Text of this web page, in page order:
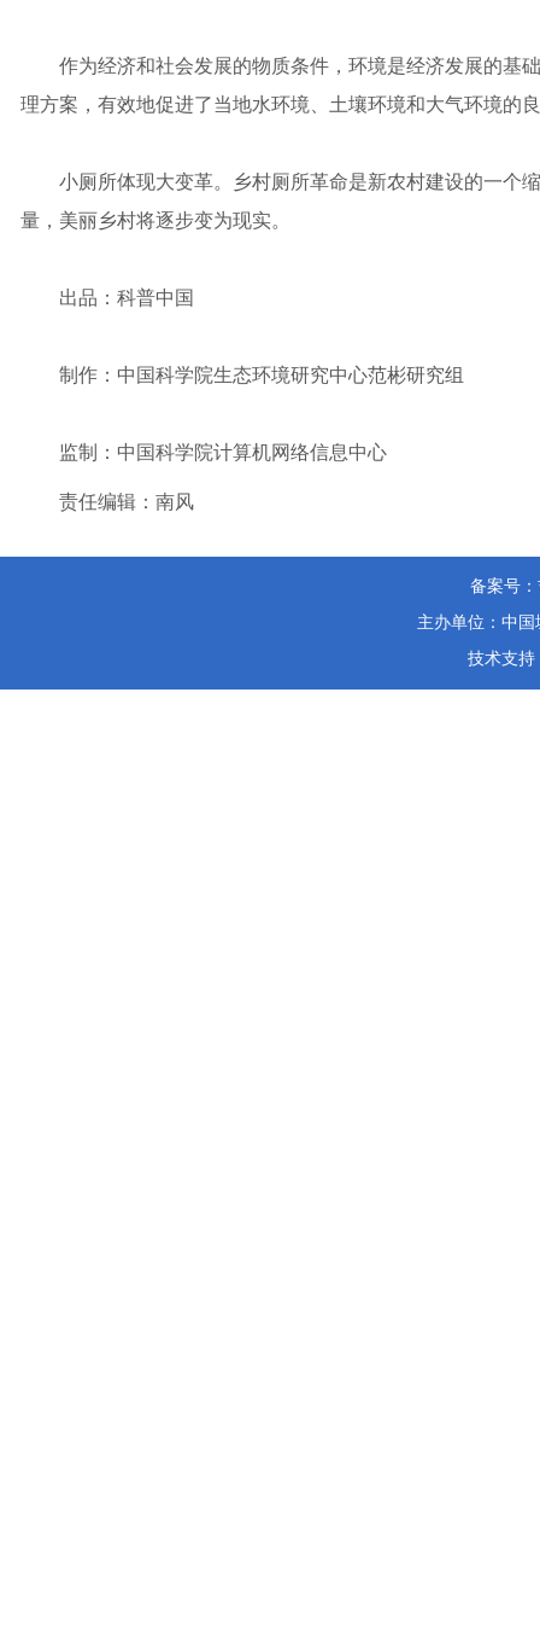
作为经济和社会发展的物质条件，环境是经济发展的基
理方案，有效地促进了当地水环境、土壤环境和大气环境的
小厕所体现大变革。乡村厕所革命是新农村建设的一个
量，美丽乡村将逐步变为现实。
出品：科普中国
制作：中国科学院生态环境研究中心范彬研究组
监制：中国科学院计算机网络信息中心
责任编辑：南风
备案号：
主办单位：中
技术支持